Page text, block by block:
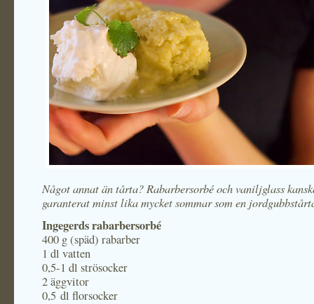
Något annat än tårta? Rabarbersorbé och vaniljglass
garanterat minst lika mycket sommar som en
Ingegerds rabarbersorbé
400 g (späd) rabarber
1 dl vatten
0,5-1 dl strösocker
2 äggvitor
0,5 dl florsocker